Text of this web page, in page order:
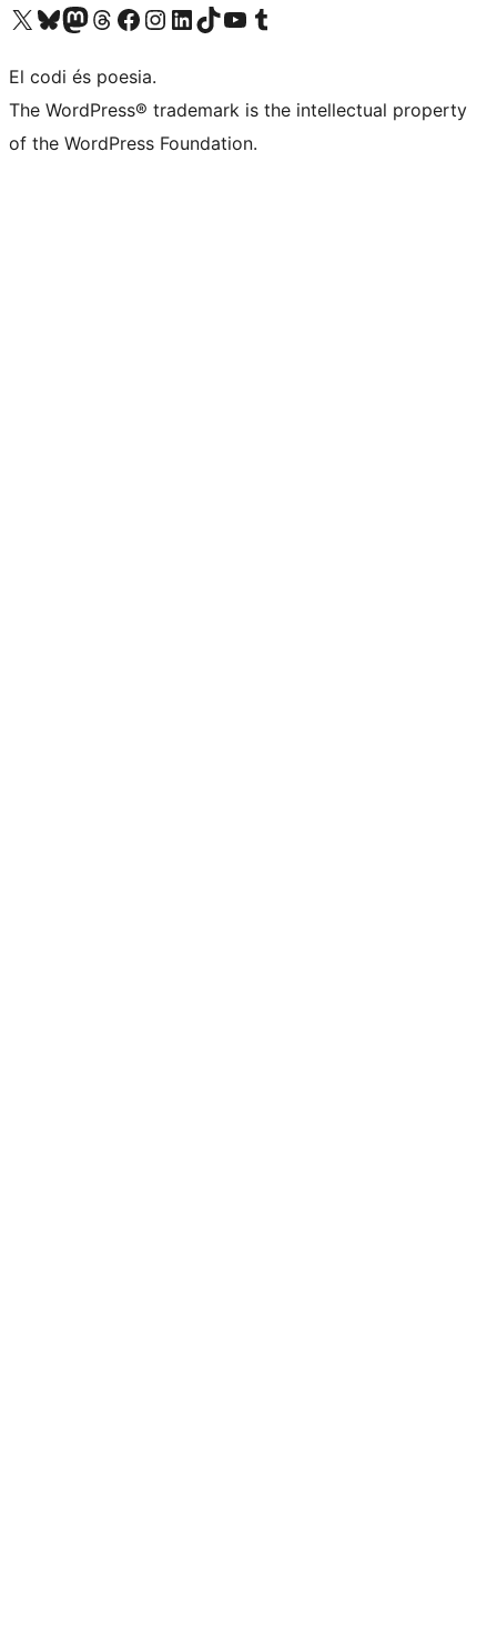
Visiteu el nostre compte X (abans Twitter)
Visiteu el nostre compte de Bluesky
Visiteu el nostre compte al Mastodon
Visiteu el nostre compte de Threads
Visiteu la nostra pàgina al Facebook
Visiteu el nostre compte d'Instagram
Visiteu el nostre compte de LinkedIn
Visiteu el nostre compte de TikTok
Visiteu el nostre canal al YouTube
Visiteu el nostre compte de Tumblr
El codi és poesia.
The WordPress® trademark is the intellectual property
of the WordPress Foundation.